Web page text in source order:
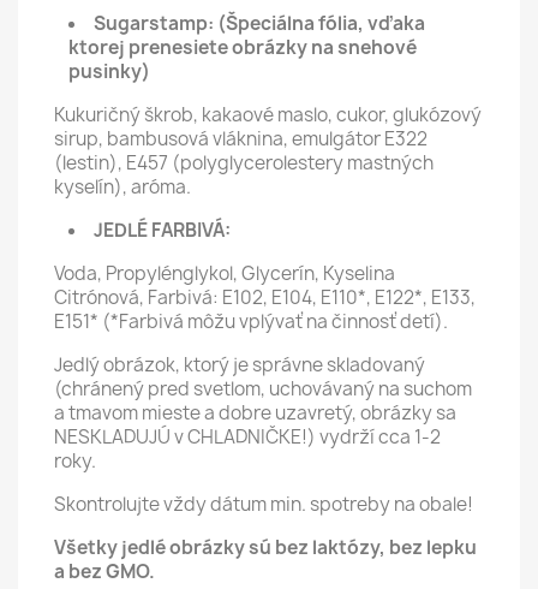
Sugarstamp: (Špeciálna fólia, vďaka
ktorej prenesiete obrázky na snehové
pusinky)
Kukuričný škrob, kakaové maslo, cukor, glukózový
sirup, bambusová vláknina, emulgátor E322
(lestin), E457 (polyglycerolestery mastných
kyselín), aróma.
JEDLÉ FARBIVÁ:
Voda, Propylénglykol, Glycerín, Kyselina
Citrónová, Farbivá: E102, E104, E110*, E122*, E133,
E151* (*Farbivá môžu vplývať na činnosť detí).
Jedlý obrázok, ktorý je správne skladovaný
(chránený pred svetlom, uchovávaný na suchom
a tmavom mieste a dobre uzavretý, obrázky sa
NESKLADUJÚ v CHLADNIČKE!) vydrží cca 1-2
roky.
Skontrolujte vždy dátum min. spotreby na obale!
Všetky jedlé obrázky sú bez laktózy, bez lepku
a bez GMO.